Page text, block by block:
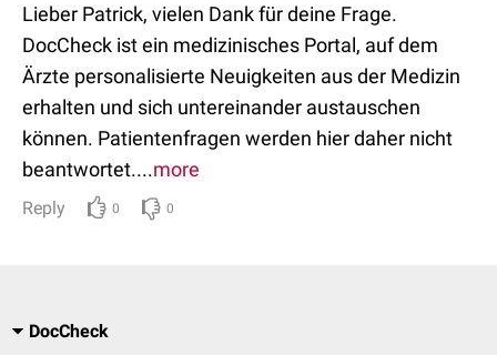
Lieber Patrick, vielen Dank für deine Frage.
DocCheck ist ein medizinisches Portal, auf dem
Ärzte personalisierte Neuigkeiten aus der Medizin
erhalten und sich untereinander austauschen
können. Patientenfragen werden hier daher nicht
beantwortet....more
Reply 0 0
DocCheck